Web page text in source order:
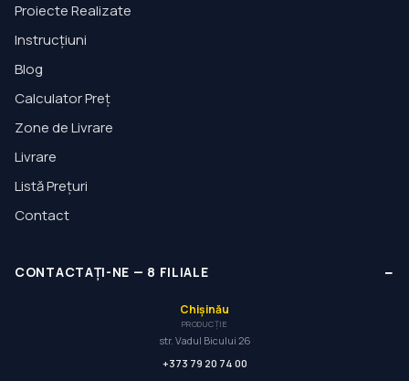
Proiecte Realizate
Instrucțiuni
Blog
Calculator Preț
Zone de Livrare
Livrare
Listă Prețuri
Contact
CONTACTAȚI-NE — 8 FILIALE −
Chișinău
PRODUCȚIE
str. Vadul Bicului 26
+373 79 20 74 00